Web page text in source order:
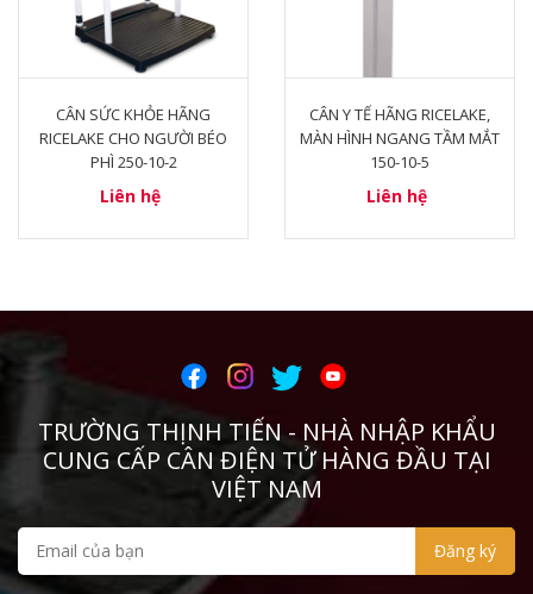
CÂN SỨC KHỎE HÃNG
RICELAKE CHO NGƯỜI BÉO
PHÌ 250-10-2
Liên hệ
CÂN Y TẾ HÃNG RICELAKE,
MÀN HÌNH NGANG TẦM MẮT
150-10-5
Liên hệ
TRƯỜNG THỊNH TIẾN - NHÀ NHẬP KHẨU
CUNG CẤP CÂN ĐIỆN TỬ HÀNG ĐẦU TẠI
VIỆT NAM